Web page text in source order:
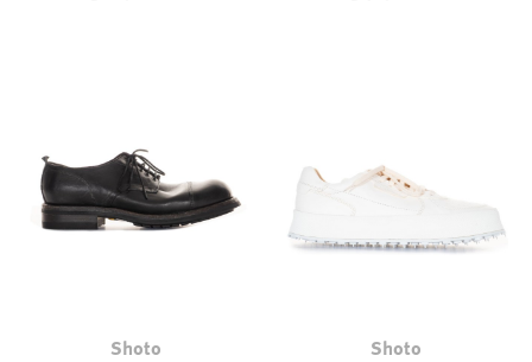
Shoto
Shoto